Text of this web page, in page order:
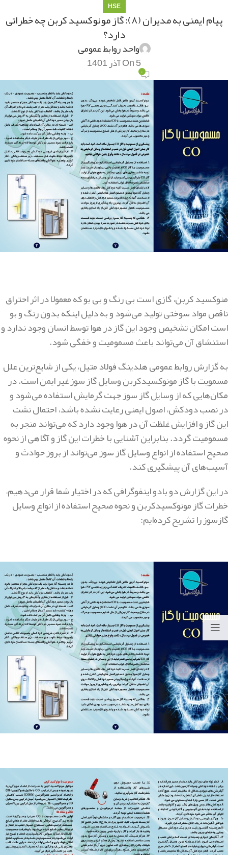
HSE
پیام ایمنی به مدیران (۸): گاز مونوکسید کربن چه خطراتی
دارد؟
واحد روابط عمومی
On 5 آذر 1401۰
منوکسید کربن، گازی است بی رنگ و بی بو که معمولا در اثر احتراق
ناقص مواد سوختی تولید می‌شود و به دلیل اینکه بدون رنگ و بو
است امکان تشخیص وجود این گاز در هوا توسط انسان وجود ندارد و
استنشاق آن می‌تواند باعث مسمومیت و خفگی شود.
به گزارش روابط عمومی هلدینگ فولاد متیل، یکی از شایع‌ترین علل
مسمویت با گاز مونوکسیدکربن وسایل گاز سوز غیر ایمن است. در
مکان‌هایی که از وسایل گاز سوز جهت گرمایش استفاده می‌شود و
در نصب دودکش، اصول ایمنی رعایت نشده باشد، احتمال نشت
این گاز و افزایش غلظت آن در هوا وجود دارد که می‌تواند منجر به
مسمومیت گردد. بنابراین آشنایی با خطرات این گاز و آگاهی از نحوه
صحیح استفاده از انواع وسایل گاز سوز می‌تواند از بروز حوادث و
آسیب‌های آن پیشگیری کند.
در این گزارش دو بادو اینفوگرافی که در اختیار شما قرار می‌دهیم،
خطرات گاز مونوکسیدکربن و نحوه صحیح استفاده از انواع وسایل
گازسوز را تشریح کرده‌ایم: